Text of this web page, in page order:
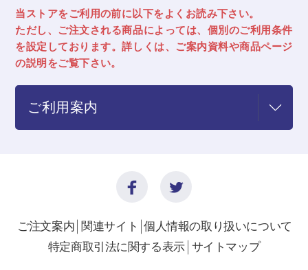
当ストアをご利用の前に以下をよくお読み下さい。
ただし、ご注文される商品によっては、 個別のご利用条件
を設定しております。詳しくは、ご案内資料や商品ページ
の説明をご覧下さい。
ご利用案内
ご注文案内 関連サイト 個人情報の取り扱いについて
特定商取引法に関する表示 サイトマップ